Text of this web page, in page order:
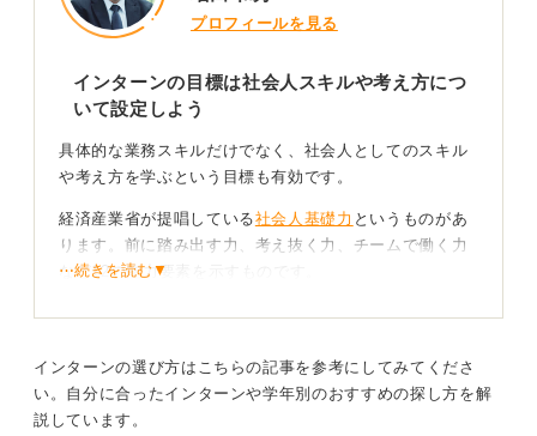
プロフィールを見る
インターンの目標は社会人スキルや考え方につ
いて設定しよう
具体的な業務スキルだけでなく、社会人としてのスキル
や考え方を学ぶという目標も有効です。
経済産業省が提唱している社会人基礎力 というものがあ
ります。前に踏み出す力、考え抜く力、チームで働く力
など12の能力要素を示すものです。
う。
具体的でなくても目指したいことを目標にする
⋯続きを読む▼
インターンの選び方はこちらの記事を参考にしてみてくださ
い。自分に合ったインターンや学年別のおすすめの探し方を解
説しています。